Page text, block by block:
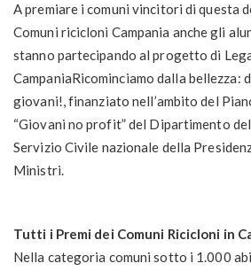
A premiare i comuni vincitori di questa
Comuni ricicloni Campania anche gli
stanno partecipando al progetto di
CampaniaRicominciamo dalla bellezza:
giovani!, finanziato nell’ambito del
“Giovani no profit” del Dipartimento
Servizio Civile nazionale della
Ministri.
Tutti i Premi dei Comuni Ricicloni in
Nella categoria comuni sotto i 1.000